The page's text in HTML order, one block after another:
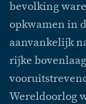
bevolking
opkwamen in
aanvankelijk
rijke
Wereldoorlog